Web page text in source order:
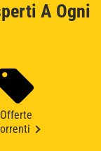
A Ogni
Offerte